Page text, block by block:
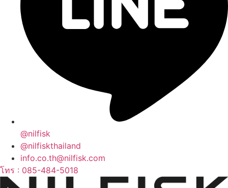
@nilfisk
@nilfiskthailand
info.co.th@nilfisk.com
โทร : 085-484-5018